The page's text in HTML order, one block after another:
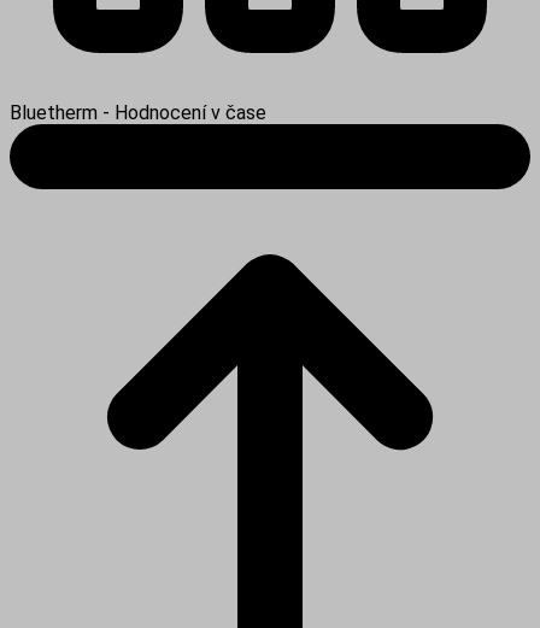
Bluetherm - Hodnocení v čase